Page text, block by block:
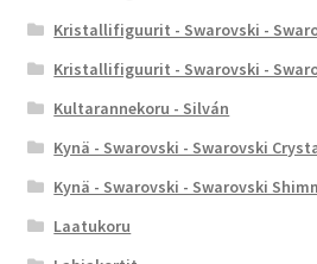
Kristallifiguurit - Swarovski -
Kristallifiguurit - Swarovski -
Kultarannekoru - Silván
Kynä - Swarovski - Swarovski
Kynä - Swarovski - Swarovski
Laatukoru